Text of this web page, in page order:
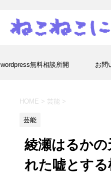
wordpress無料相談所開
ます！
お問
HOME > 芸能 >
芸能
綾瀬はるか
れた嘘とす